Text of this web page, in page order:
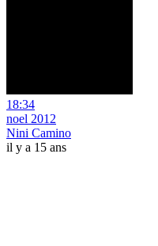
18:34
noel 2012
Nini Camino
il y a 15 ans